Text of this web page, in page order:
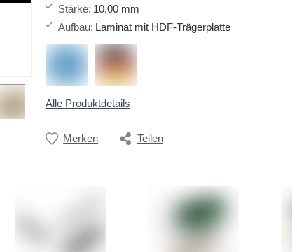
Stärke: 10,00 mm
Aufbau: Laminat mit HDF-Trägerplatte
Alle Produktdetails
Merken Teilen